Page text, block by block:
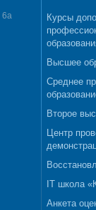
6а
Курсы
Высшее
Среднее
Второе
Центр
IT школа
Анкета